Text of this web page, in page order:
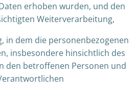
erhoben wurden, und den
Weiterverarbeitung,
in dem die personenbezogenen
insbesondere hinsichtlich des
den betroffenen Personen und